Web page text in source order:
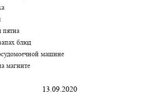
пятна
блюд
машине
магните
13.09.2020